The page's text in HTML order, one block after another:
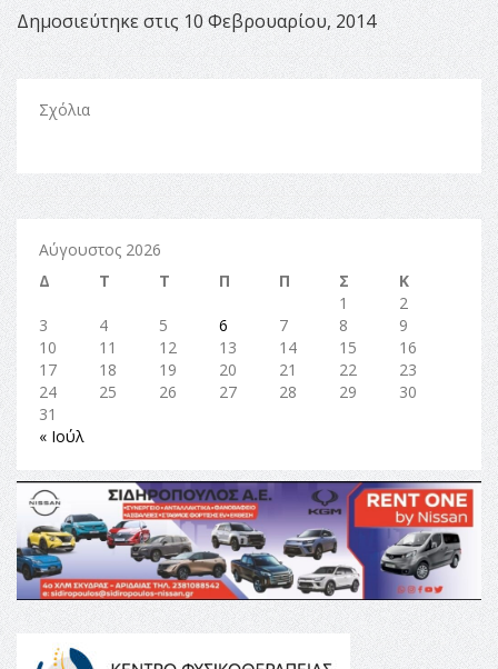
Δημοσιεύτηκε στις 10 Φεβρουαρίου, 2014
Σχόλια
Αύγουστος 2026
Δ
Τ Τ Π Π Σ
Κ
1
2
3
4 5 6 7 8
9
10
11 12 13 14 15
16
17
18 19 20 21 22
23
24
25 26 27 28 29
30
31
« Ιούλ